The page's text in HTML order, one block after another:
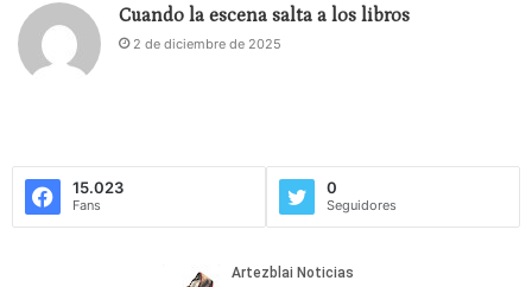
Cuando la escena salta a los libros
2 de diciembre de 2025
15.023
Fans
0
Seguidores